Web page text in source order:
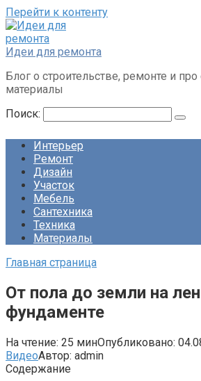
Перейти к контенту
Идеи для ремонта
Блог о строительстве, ремонте и
материалы
Поиск:
Интерьер
Ремонт
Дизайн
Участок
Мебель
Сантехника
Техника
Материалы
Главная страница
От пола до земли на
фундаменте
На чтение: 25 минОпубликовано:
ВидеоАвтор: admin
Содержание